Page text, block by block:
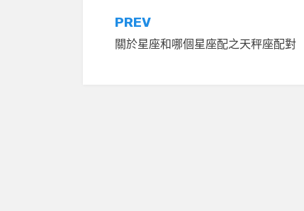
文
章
PREV
關於星座和哪個星座配之天秤座配對